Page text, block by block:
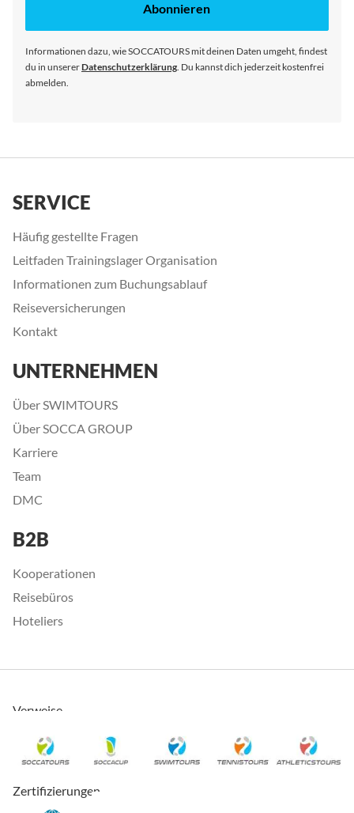
Abonnieren
Informationen dazu, wie SOCCATOURS mit deinen Daten umgeht, findest
du in unsererDatenschutzerklärung. Du kannst dich jederzeit kostenfrei
abmelden.
SERVICE
Häufig gestellte Fragen
Leitfaden Trainingslager Organisation
Informationen zum Buchungsablauf
Reiseversicherungen
Kontakt
UNTERNEHMEN
Über SWIMTOURS
Über SOCCA GROUP
Karriere
Team
DMC
B2B
Kooperationen
Reisebüros
Hoteliers
Verweise
Zertifizierungen